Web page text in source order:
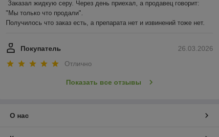
Заказал жидкую серу. Через день приехал, а продавец говорит:
"Мы только что продали".
Получилось что заказ есть, а препарата нет и извинений тоже нет.
26.03.2026
Покупатель
Отлично
Показать все отзывы
О нас